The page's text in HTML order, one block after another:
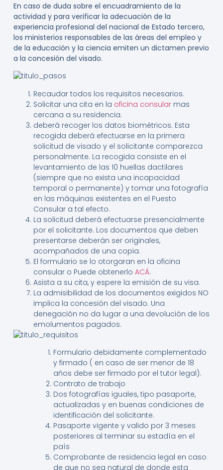
En caso de duda sobre el encuadramiento de la
actividad y para verificar la adecuación de la
experiencia profesional del nacional de Estado tercero,
los ministerios responsables de las áreas del empleo y
de la educación y la ciencia emiten un dictamen previo
a la concesión del visado.
Recaudar todos los requisitos necesarios.
Solicitar una cita en la oficina consularmas
cercana a su residencia.
deberá recoger los datos biométricos. Esta
recogida deberá efectuarse en la primera
solicitud de visado y el solicitante comparezca
personalmente. La recogida consiste en el
levantamiento de las 10 huellas dactilares
(siempre que no exista una incapacidad
temporal o permanente) y tomar una fotografía
en las máquinas existentes en el Puesto
Consular a tal efecto.
La solicitud deberá efectuarse presencialmente
por el solicitante. Los documentos que deben
presentarse deberán ser originales,
acompañados de una copia.
El formulario se lo otorgaran en la oficina
consular o Puede obtenerlo ACÁ.
Asista a su cita, y espere la emisión de su visa.
La admisibilidad de los documentos exigidos NO
implica la concesión del visado. Una
denegación no da lugar a una devolución de los
emolumentos pagados.
Formulario debidamente complementado
y firmado ( en caso de ser menor de 18
años debe ser firmado por el tutor legal).
Contrato de trabajo
Dos fotografías iguales, tipo pasaporte,
actualizadas y en buenas condiciones de
identificación del solicitante.
Pasaporte vigente y valido por 3 meses
posteriores al terminar su estadía en el
país
Comprobante de residencia legal en caso
de que no sea natural de donde esta